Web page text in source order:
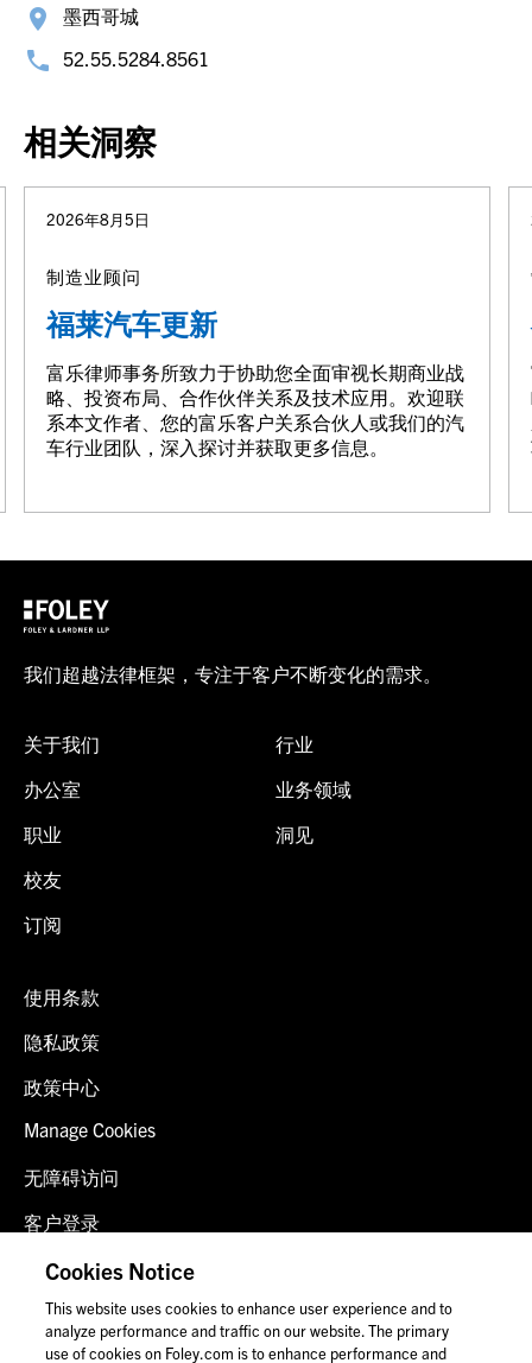
墨西哥城
52.55.5284.8561
相关洞察
2026年8月5日
制造业顾问
福莱汽车更新
富乐律师事务所致力于协助您全面审视长期商业战
略、投资布局、合作伙伴关系及技术应用。欢迎联
系本文作者、您的富乐客户关系合伙人或我们的汽
车行业团队，深入探讨并获取更多信息。
我们超越法律框架，专注于客户不断变化的需求。
关于我们
办公室
职业
校友
订阅
行业
业务领域
洞见
使用条款
隐私政策
政策中心
Manage Cookies
无障碍访问
客户登录
诈骗预警
联系我们
Cookies Notice
This website uses cookies to enhance user experience and to
analyze performance and traffic on our website. The primary
use of cookies on Foley.com is to enhance performance and